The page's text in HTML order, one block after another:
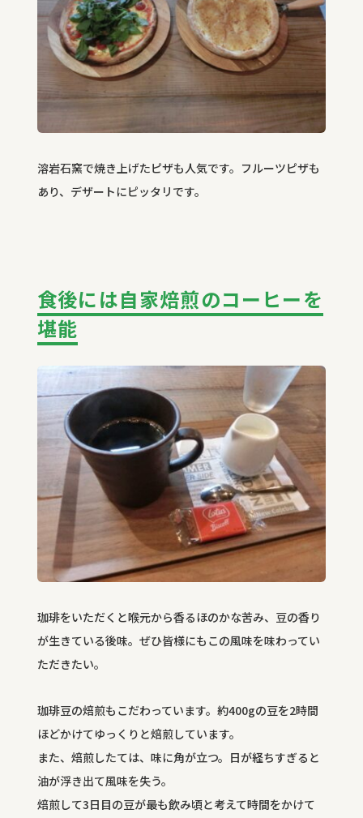
溶岩石窯で焼き上げたピザも人気です。フルーツピザも
あり、デザートにピッタリです。
食後には自家焙煎のコーヒーを
堪能
珈琲をいただくと喉元から香るほのかな苦み、豆の香り
が生きている後味。ぜひ皆様にもこの風味を味わってい
ただきたい。
珈琲豆の焙煎もこだわっています。約400gの豆を2時間
ほどかけてゆっくりと焙煎しています。
また、焙煎したては、味に角が立つ。日が経ちすぎると
油が浮き出て風味を失う。
焙煎して3日目の豆が最も飲み頃と考えて時間をかけて